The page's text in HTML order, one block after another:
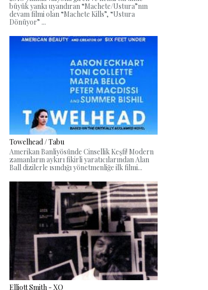
büyük yankı uyandıran “Machete/Ustura”nın
devam filmi olan “Machete Kills”, “Ustura
Dönüyor” ...
Towelhead / Tabu
Amerikan Banliyösünde Cinsellik Keşfi! Modern
zamanların aykırı fikirli yaratıcılarından Alan
Ball dizilerle ısındığı yönetmenliğe ilk filmi...
Elliott Smith - XO